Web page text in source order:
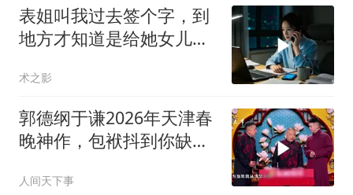
表姐叫我过去签个字，到
地方才知道是给她女儿婚
术之影
郭德纲于谦2026年天津春
晚神作，包袱抖到你缺氧
人间天下事